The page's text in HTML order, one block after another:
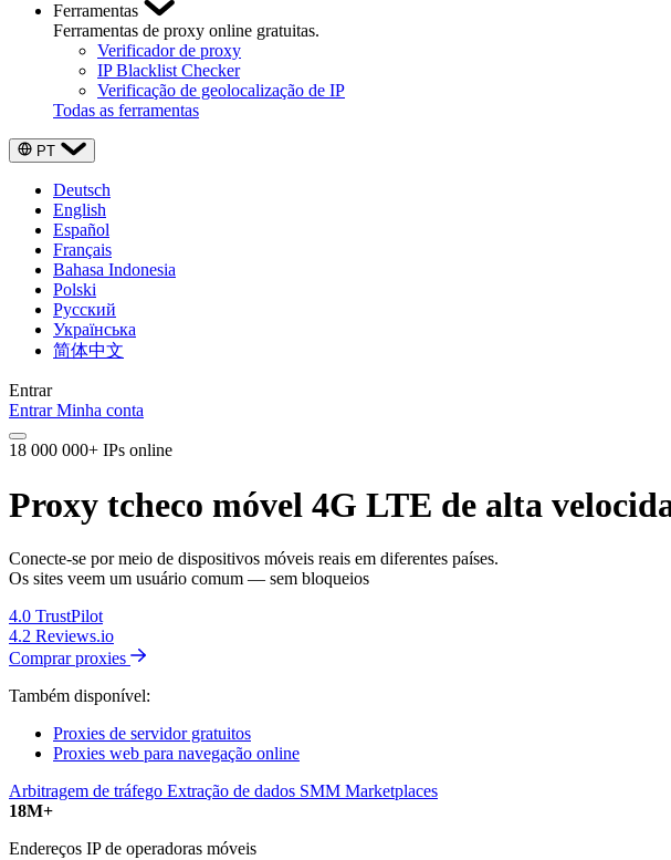
Ferramentas
Ferramentas de proxy online gratuitas.
Verificador de proxy
IP Blacklist Checker
Verificação de geolocalização de IP
Todas as ferramentas
PT
Deutsch
English
Español
Français
Bahasa Indonesia
Polski
Русский
Українська
简体中文
Entrar
EntrarMinha conta
18 000 000+ IPs online
Proxy tcheco móvel 4G LTE de alta
Conecte-se por meio de dispositivos móveis reais em diferentes países.
Os sites veem um usuário comum — sem bloqueios
4.0 TrustPilot
4.2 Reviews.io
Comprar proxies
Também disponível:
Proxies de servidor gratuitos
Proxies web para navegação online
Arbitragem de tráfego Extração de dados SMM Marketplaces
18M+
Endereços IP de operadoras móveis